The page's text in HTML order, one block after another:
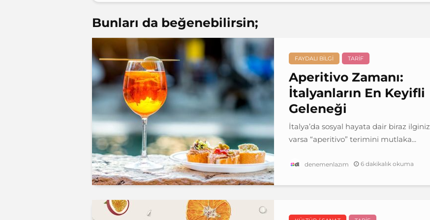
Bunları da beğenebilirsin;
FAYDALI BILGI TARIF
Aperitivo Zamanı:
İtalyanların En Keyifli
Geleneği
İtalya’da sosyal hayata dair biraz ilginiz
varsa “aperitivo” terimini mutlaka...
denemenlazım 6 dakikalık okuma